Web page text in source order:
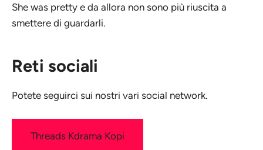
She was pretty e da allora non sono più riuscita a
smettere di guardarli.
Reti sociali
Potete seguirci sui nostri vari social network.
Threads Kdrama Kopi